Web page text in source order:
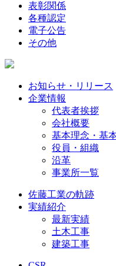
表彰関係
各種認定
電子公告
その他
お知らせ・リリース
企業情報
代表者挨拶
会社概要
基本理念・基
役員・組織
沿革
事業所一覧
佐藤工業の軌跡
実績紹介
最新実績
土木工事
建築工事